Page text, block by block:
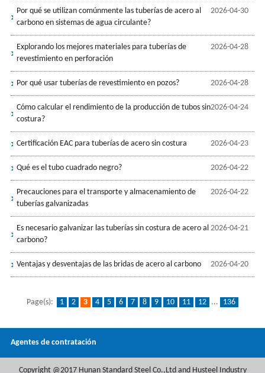
2026-04-30
Por qué se utilizan comúnmente las tuberías de acero al
carbono en sistemas de agua circulante?
2026-04-28
Explorando los mejores materiales para tuberías de
revestimiento en perforación
2026-04-28
Por qué usar tuberías de revestimiento en pozos?
2026-04-24
Cómo calcular el rendimiento de la producción de tubos sin
costura?
2026-04-23
Certificación EAC para tuberías de acero sin costura
2026-04-22
Qué es el tubo cuadrado negro?
2026-04-22
Precauciones para el transporte y almacenamiento de
tuberías galvanizadas
2026-04-21
Es necesario galvanizar las tuberías sin costura de acero al
carbono?
2026-04-20
Ventajas y desventajas de las bridas de acero al carbono
Page(s): 1 2 3 4 5 6 7 8 9 10 11 12 ... 136
Agentes de contratación
Copyright @2017 Hunan Standard Steel Co.,Ltd and Husteel Industry